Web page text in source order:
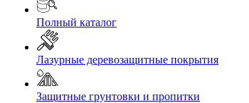
Полный каталог
Лазурные деревозащитные покрытия
Защитные грунтовки и пропитки